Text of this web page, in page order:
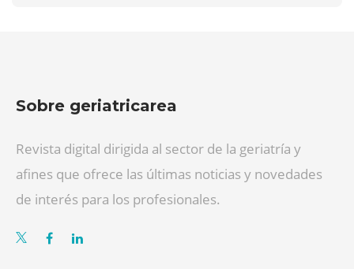
Sobre geriatricarea
Revista digital dirigida al sector de la geriatría y
afines que ofrece las últimas noticias y novedades
de interés para los profesionales.